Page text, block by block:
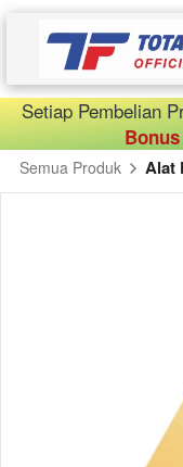
Setiap Pembelian
Bonus
Semua Produk Alat